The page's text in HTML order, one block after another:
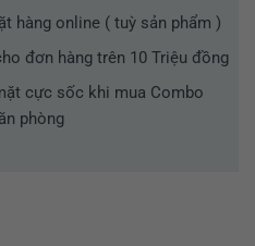
hàng online ( tuỳ sản phẩm )
đơn hàng trên 10 Triệu đồng
cực sốc khi mua Combo
phòng